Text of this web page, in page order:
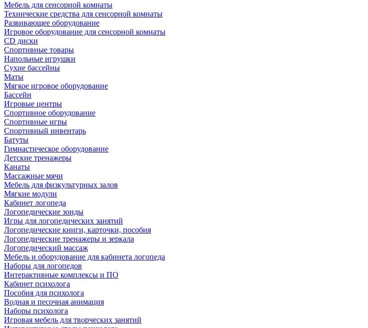
Мебель для сенсорной комнаты
Технические средства для сенсорной комнаты
Развивающее оборудование
Игровое оборудование для сенсорной комнаты
CD диски
Спортивные товары
Напольные игрушки
Сухие бассейны
Маты
Мягкое игровое оборудование
Бассейн
Игровые центры
Спортивное оборудование
Спортивные игры
Спортивный инвентарь
Батуты
Гимнастическое оборудование
Детские тренажеры
Канаты
Массажные мячи
Мебель для физкультурных залов
Мягкие модули
Кабинет логопеда
Логопедические зонды
Игры для логопедических занятий
Логопедические книги, карточки, пособия
Логопедические тренажеры и зеркала
Логопедический массаж
Мебель и оборудование для кабинета логопеда
Наборы для логопедов
Интерактивные комплексы и ПО
Кабинет психолога
Пособия для психолога
Водная и песочная анимация
Наборы психолога
Игровая мебель для творческих занятий